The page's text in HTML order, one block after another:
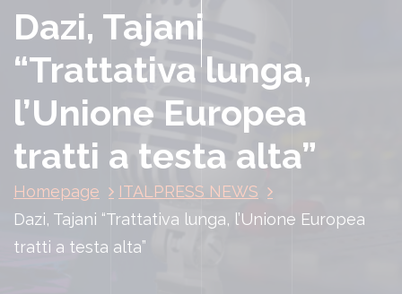
Dazi, Tajani
“Trattativa lunga,
l’Unione Europea
tratti a testa alta”
Homepage
ITALPRESS NEWS
Dazi, Tajani “Trattativa lunga, l’Unione Europea
tratti a testa alta”